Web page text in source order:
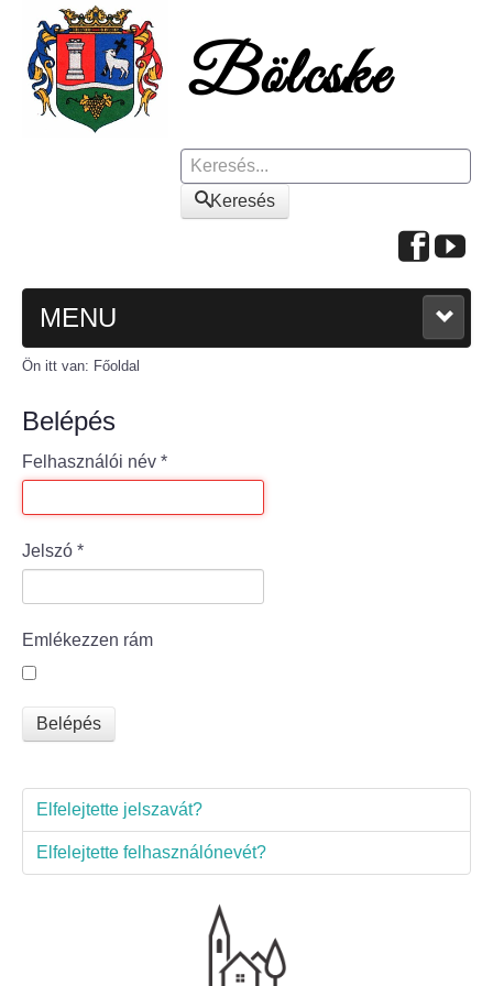
Keresés
Keresés
MENU
FŐOLDAL
A KÖZSÉGRŐL
Polgármesteri köszöntő
Bölcske település
Mi újság Bölcskén?
Értéktár bizottság
Látnivalók
Szállások
Református Egyház
Ön itt van: Főoldal
Belépés
Felhasználói név *
Jelszó *
Emlékezzen rám
Belépés
Elfelejtette jelszavát?
Elfelejtette felhasználónevét?